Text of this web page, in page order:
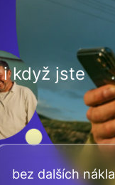
když jste
bez dalších